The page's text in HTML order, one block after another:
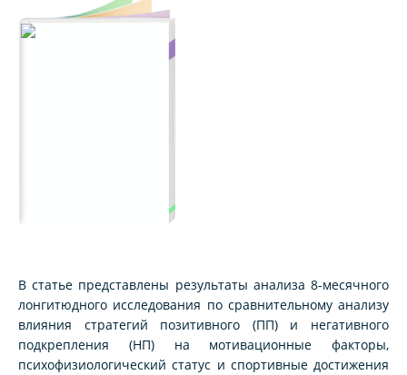
В статье представлены результаты анализа 8-месячного
лонгитюдного исследования по сравнительному анализу
влияния стратегий позитивного (ПП) и негативного
подкрепления (НП) на мотивационные факторы,
психофизиологический статус и спортивные достижения